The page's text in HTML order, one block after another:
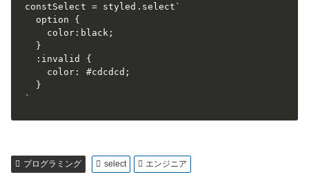
constSelect = styled . select
    color:
black
`
プログラミング select エンジニア